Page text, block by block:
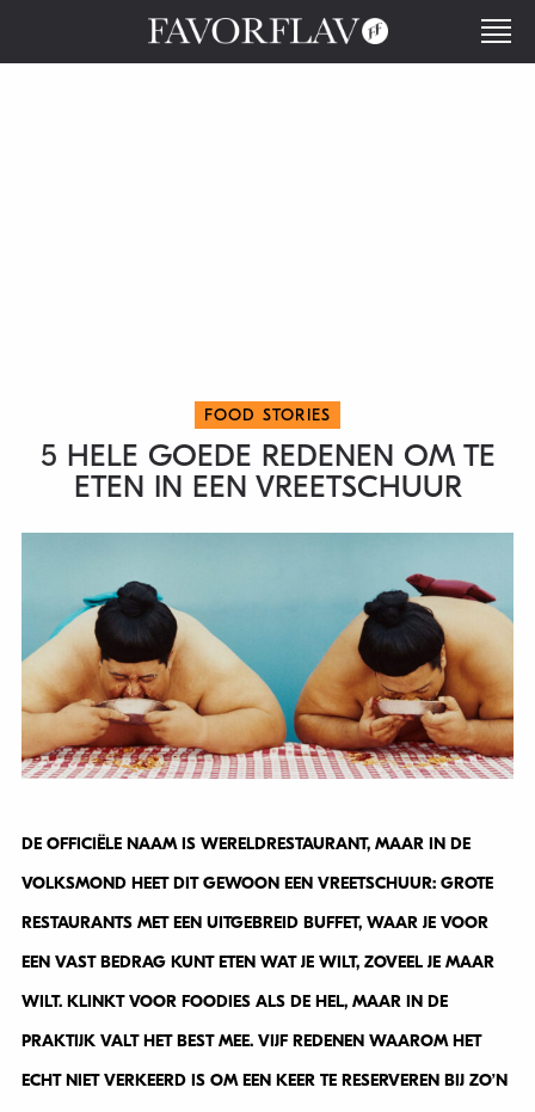
FOOD STORIES
5 HELE GOEDE REDENEN OM TE
ETEN IN EEN VREETSCHUUR
DE OFFICIËLE NAAM IS WERELDRESTAURANT, MAAR IN DE
VOLKSMOND HEET DIT GEWOON EEN VREETSCHUUR: GROTE
RESTAURANTS MET EEN UITGEBREID BUFFET, WAAR JE VOOR
EEN VAST BEDRAG KUNT ETEN WAT JE WILT, ZOVEEL JE MAAR
WILT. KLINKT VOOR FOODIES ALS DE HEL, MAAR IN DE
PRAKTIJK VALT HET BEST MEE. VIJF REDENEN WAAROM HET
ECHT NIET VERKEERD IS OM EEN KEER TE RESERVEREN BIJ ZO’N